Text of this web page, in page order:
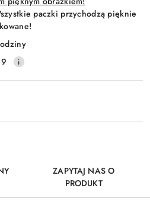
paczki przychodzą pięknie
ZAPYTAJ NAS O
PRODUKT